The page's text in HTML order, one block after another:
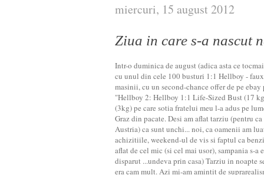
miercuri, 15 august 2012
Ziua in care s-a nascut
Intr-o duminica de august (adica asta ce
cu unul din cele 100 busturi 1:1 Hellboy -
masinii, cu un second-chance offer de pe
"Hellboy 2: Hellboy 1:1 Life-Sized Bust (17
(3kg) pe care sotia fratelui meu l-a adus pe
Graz din pacate. Desi am aflat tarziu (pentru
Austria) ca sunt unchi... noi, ca oamenii am
achizitiile, weekend-ul de vis si faptul ca
aflat de cel mic (si cel mai usor), sampania s-a
disparut ...undeva prin casa) Tarziu in noapte
era cam mult. Azi mi-am amintit de